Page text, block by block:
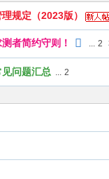
规定（2023版）
者简约守则！ ... 2
问题汇总 ... 2